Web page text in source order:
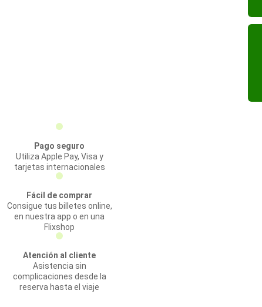
Pago seguro
Utiliza Apple Pay, Visa y
tarjetas internacionales
Fácil de comprar
Consigue tus billetes online,
en nuestra app o en una
Flixshop
Atención al cliente
Asistencia sin
complicaciones desde la
reserva hasta el viaje